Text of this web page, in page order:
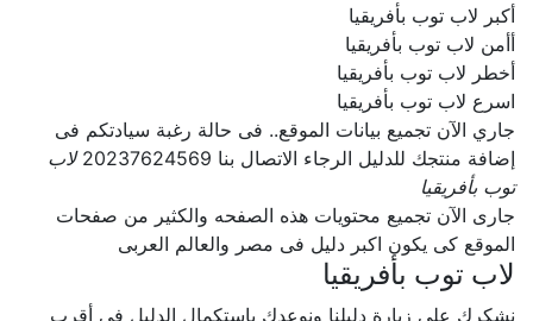
أكبر لاب توب بأفريقيا
أأمن لاب توب بأفريقيا
أخطر لاب توب بأفريقيا
اسرع لاب توب بأفريقيا
جاري الآن تجميع بيانات الموقع.. فى حالة رغبة سيادتكم فى
إضافة منتجك للدليل الرجاء الاتصال بنا 20237624569
لاب
توب بأفريقيا
جارى الآن تجميع محتويات هذه الصفحه والكثير من صفحات
الموقع كى يكون اكبر دليل فى مصر والعالم العربى
لاب توب بأفريقيا
نشكرك على زيارة دليلنا ونوعدك بإستكمال الدليل فى أقرب